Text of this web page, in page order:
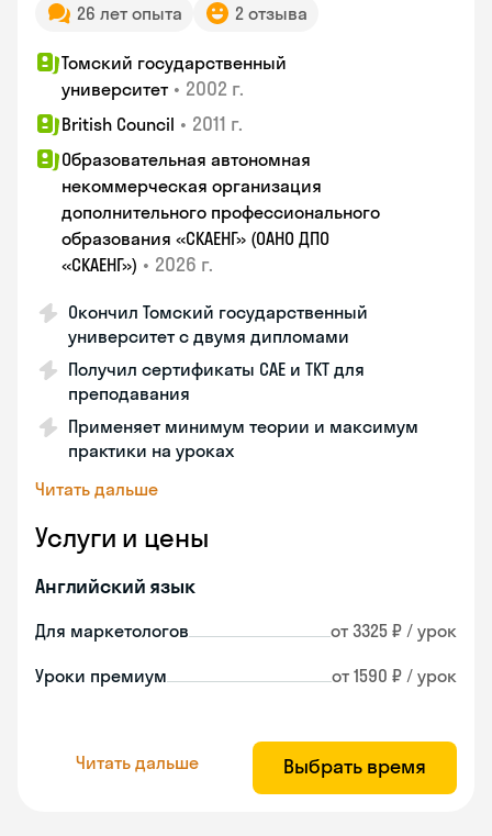
26 лет опыта
2 отзыва
Томский государственный
университет • 2002 г.
British Council • 2011 г.
Образовательная автономная
некоммерческая организация
дополнительного профессионального
образования «СКАЕНГ» (ОАНО ДПО
«СКАЕНГ») • 2026 г.
Окончил Томский государственный
университет с двумя дипломами
Получил сертификаты CAE и TKT для
преподавания
Применяет минимум теории и максимум
практики на уроках
Читать дальше
Услуги и цены
Английский язык
Для маркетологов от 3325 ₽ / урок
Уроки премиум от 1590 ₽ / урок
Читать дальше Выбрать время